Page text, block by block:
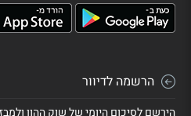
הרשמה לדיוור
הירשם לסיכום היומי של שוק ההון